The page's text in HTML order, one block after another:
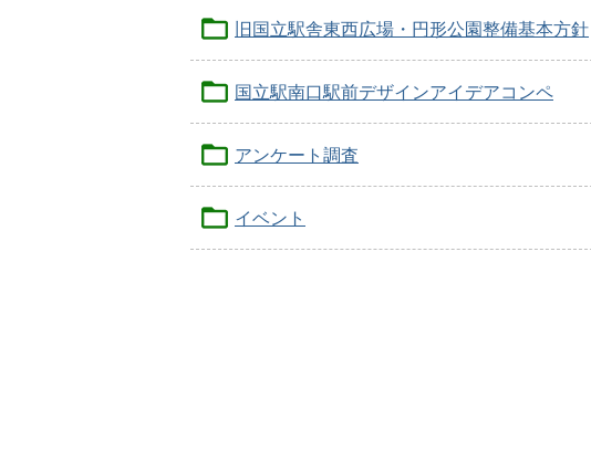
旧国立駅舎東西広場・円形公園整備基本方針
国立駅南口駅前デザインアイデアコンペ
アンケート調査
イベント